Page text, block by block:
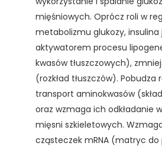
mięśniowych. Oprócz roli w
metabolizmu glukozy, insulina
aktywatorem procesu
kwasów tłuszczowych),
(rozkład tłuszczów). Pobudza
transport aminokwasów
oraz wzmaga ich odkładanie
mięsni szkieletowych.
cząsteczek mRNA (matryc do